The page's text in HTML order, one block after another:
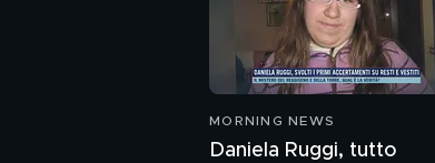
MORNING NEWS
Daniela Ruggi, tutto